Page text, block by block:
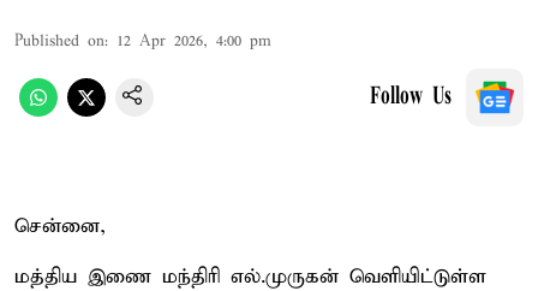
Published on: 12 Apr 2026, 4:00 pm
Follow Us
சென்னை,
மத்திய இணை மந்திரி எல்.முருகன் வெளியிட்டுள்ள